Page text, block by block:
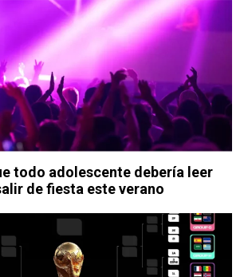
todo adolescente debería leer
de fiesta este verano